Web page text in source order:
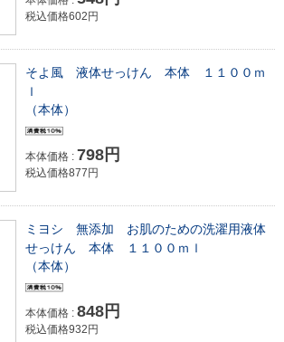
税込価格602円
そよ風 液体せっけん 本体 １１００ｍ
ｌ
（本体）
本体価格 : 798円
税込価格877円
ミヨシ 無添加 お肌のための洗濯用液体
せっけん 本体 １１００ｍｌ
（本体）
本体価格 : 848円
税込価格932円